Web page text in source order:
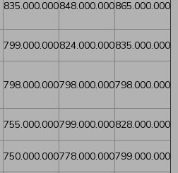
835.000.000848.000.000865.000.000
799.000.000824.000.000835.000.000
798.000.000798.000.000798.000.000
755.000.000799.000.000828.000.000
750.000.000778.000.000799.000.000